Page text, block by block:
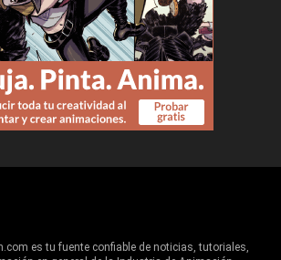
es tu fuente confiable de noticias, tutoriales,